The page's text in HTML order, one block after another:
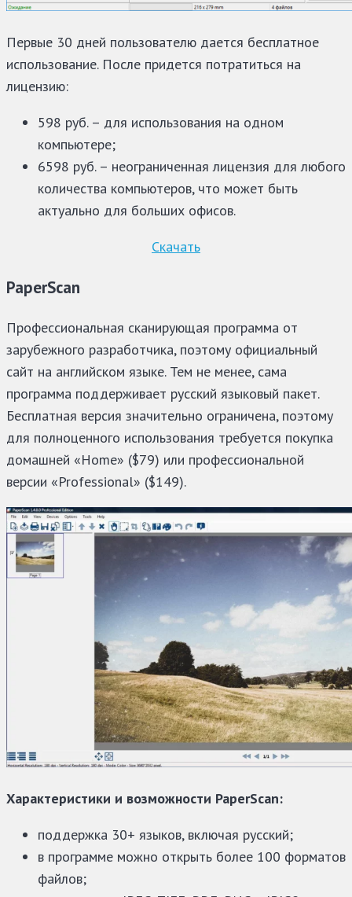
Первые 30 дней пользователю дается бесплатное
использование. После придется потратиться на
лицензию:
598 руб. – для использования на одном
компьютере;
6598 руб. – неограниченная лицензия для любого
количества компьютеров, что может быть
актуально для больших офисов.
Скачать
PaperScan
Профессиональная сканирующая программа от
зарубежного разработчика, поэтому официальный
сайт на английском языке. Тем не менее, сама
программа поддерживает русский языковый пакет.
Бесплатная версия значительно ограничена, поэтому
для полноценного использования требуется покупка
домашней «Home» ($79) или профессиональной
версии «Professional» ($149).
Характеристики и возможности PaperScan:
поддержка 30+ языков, включая русский;
в программе можно открыть более 100 форматов
файлов;